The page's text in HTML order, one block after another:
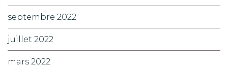
septembre 2022
juillet 2022
mars 2022